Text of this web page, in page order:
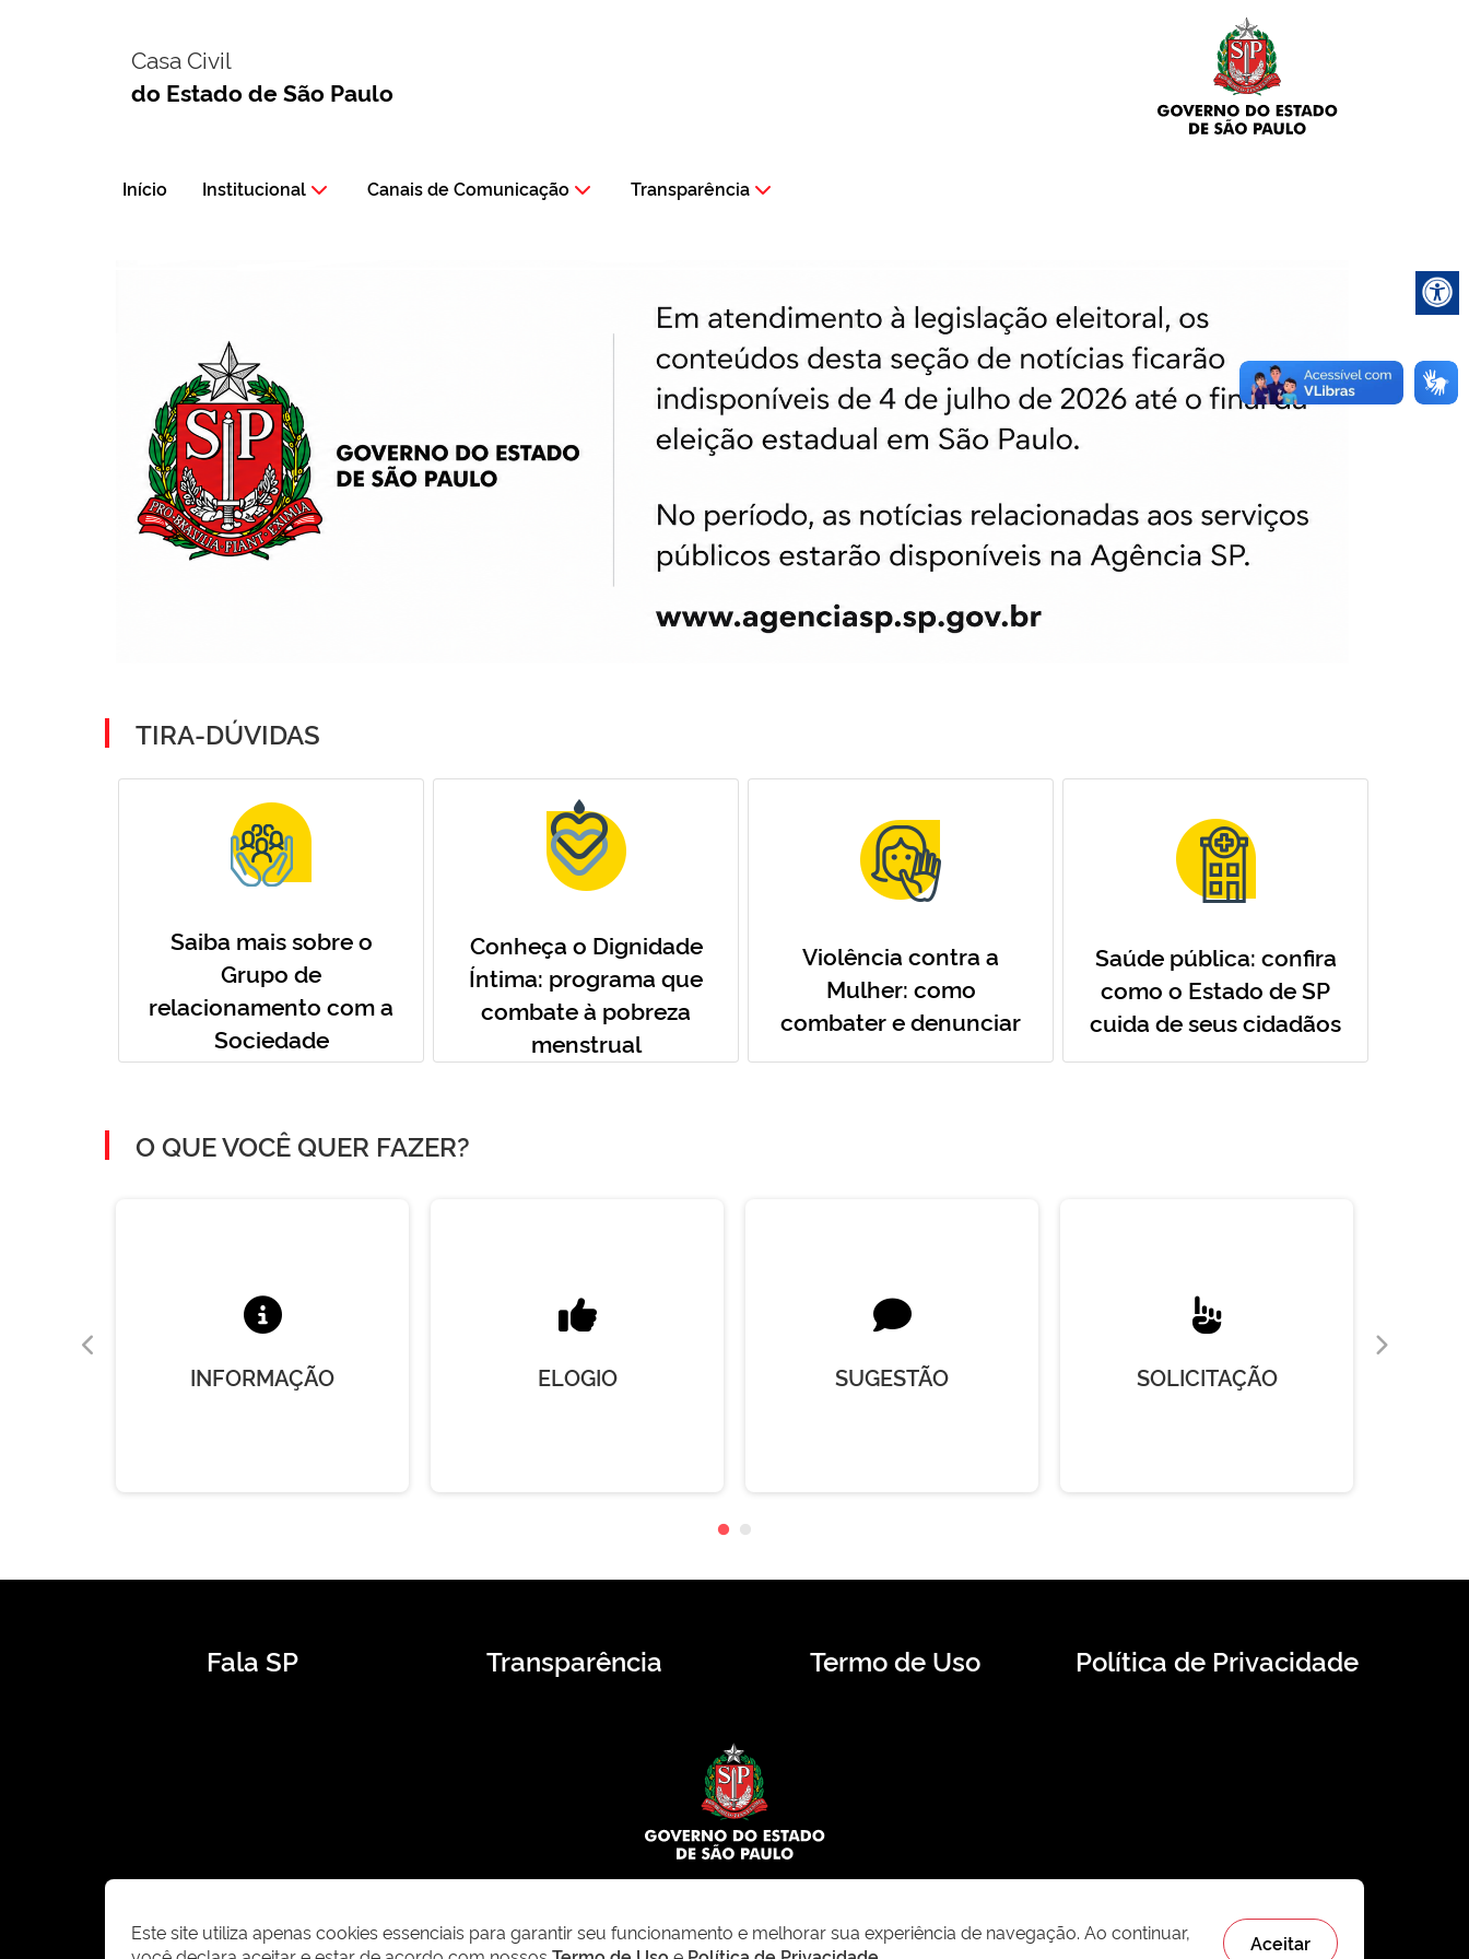
Casa Civil
do Estado de São Paulo
Início Institucional Canais de Comunicação Transparência
TIRA-DÚVIDAS
Saiba mais sobre o
Grupo de
relacionamento com a
Sociedade
Conheça o Dignidade
Íntima: programa que
combate à pobreza
menstrual
Violência contra a
Mulher: como
combater e denunciar
Saúde pública: confira
como o Estado de SP
cuida de seus cidadãos
O QUE VOCÊ QUER FAZER?
INFORMAÇÃO ELOGIO SUGESTÃO SOLICITAÇÃO
Fala SP Transparência Termo de Uso Política de Privacidade
© 2026 CMS.SP.GOV.BR. Todos os direitos reservados.
Este site utiliza apenas cookies essenciais para garantir seu funcionamento e melhorar sua experiência de navegação. Ao continuar,
Aceitar